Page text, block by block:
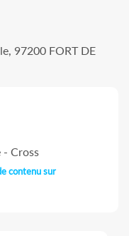
97200 FORT DE
Cross
contenu sur